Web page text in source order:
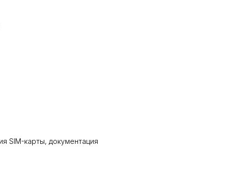
SIM-карты, документация